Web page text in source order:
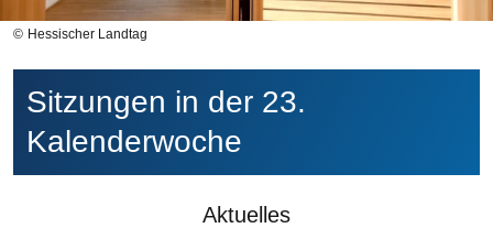
Hessischer Landtag
Sitzungen in der 23.
Kalenderwoche
Aktuelles